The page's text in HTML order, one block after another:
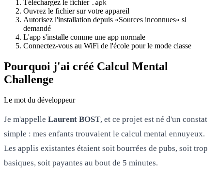
Téléchargez le fichier .apk
Ouvrez le fichier sur votre appareil
Autorisez l'installation depuis «Sources inconnues» si
demandé
L'app s'installe comme une app normale
Connectez-vous au WiFi de l'école pour le mode classe
Pourquoi j'ai créé Calcul Mental
Challenge
Le mot du développeur
Je m'appelle Laurent BOST, et ce projet est né d'un constat
simple : mes enfants trouvaient le calcul mental ennuyeux.
Les applis existantes étaient soit bourrées de pubs, soit trop
basiques, soit payantes au bout de 5 minutes.